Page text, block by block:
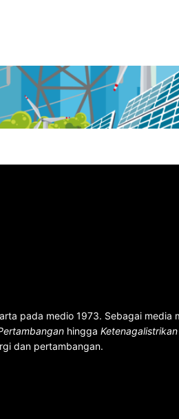
pada medio 1973. Sebagai media
hingga
dan pertambangan.